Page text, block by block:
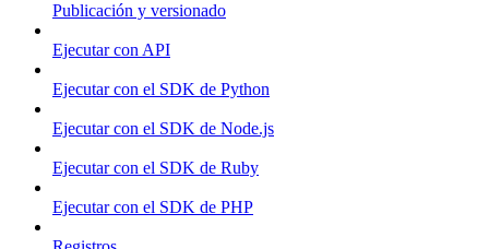
Publicación y versionado
Ejecutar con API
Ejecutar con el SDK de Python
Ejecutar con el SDK de Node.js
Ejecutar con el SDK de Ruby
Ejecutar con el SDK de PHP